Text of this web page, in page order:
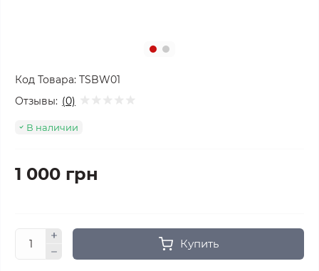
Код Товара: TSBW01
Отзывы: (0)
В наличии
1 000 грн
Купить